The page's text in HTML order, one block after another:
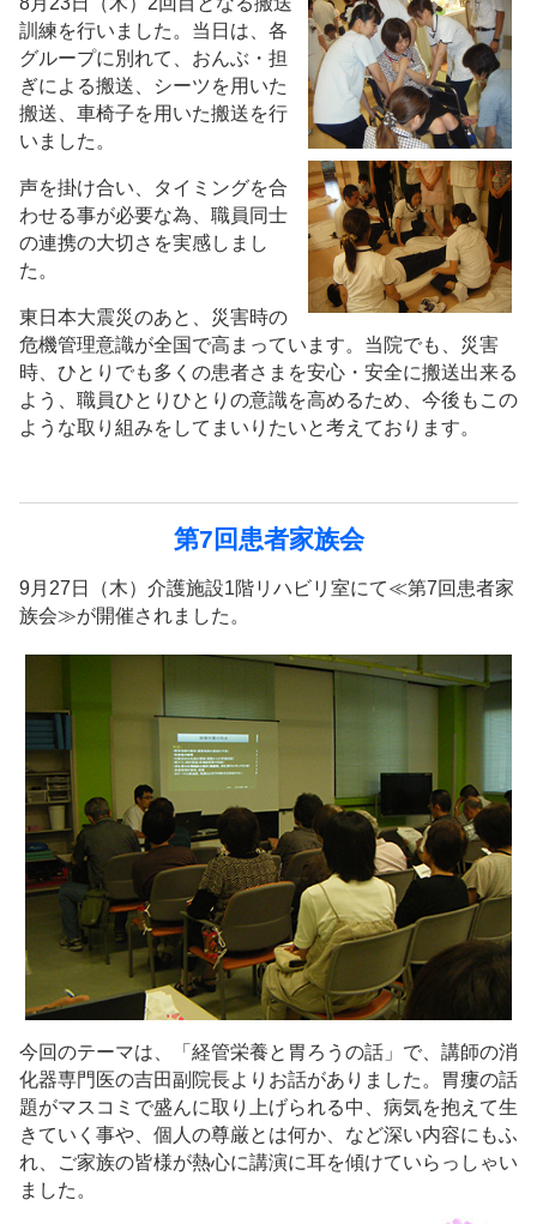
訓練を行いました。当日は、各
グループに別れて、おんぶ・担
ぎによる搬送、シーツを用いた
搬送、車椅子を用いた搬送を行
いました。
声を掛け合い、タイミングを合
わせる事が必要な為、職員同士
の連携の大切さを実感しまし
た。
東日本大震災のあと、災害時の
危機管理意識が全国で高まっています。当院でも、災害
時、ひとりでも多くの患者さまを安心・安全に搬送出来る
よう、職員ひとりひとりの意識を高めるため、今後もこの
ような取り組みをしてまいりたいと考えております。
第7回患者家族会
9月27日（木）介護施設1階リハビリ室にて≪第7回患者家
族会≫が開催されました。
今回のテーマは、「経管栄養と胃ろうの話」で、講師の消
化器専門医の吉田副院長よりお話がありました。胃瘻の話
題がマスコミで盛んに取り上げられる中、病気を抱えて生
きていく事や、個人の尊厳とは何か、など深い内容にもふ
れ、ご家族の皆様が熱心に講演に耳を傾けていらっしゃい
ました。